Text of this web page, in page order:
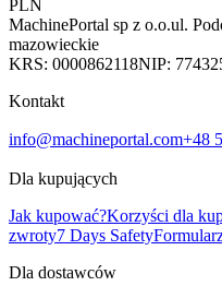
PLN
MachinePortal sp z o.o.ul.
mazowieckie
KRS: 0000862118NIP:
Kontakt
info@machineportal.com+48
Dla kupujących
Jak kupować?Korzyści dla
zwroty7 Days Safety
Dla dostawców